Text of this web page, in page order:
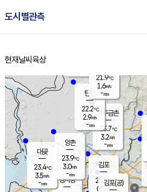
도시별관측
홈
현재날씨 육상
경서동
파주금촌
23.7℃
3.2m/s
-mm
대곶
23.4℃
3.5m/s
-mm
탄현
22.2℃
2.9m/s
-mm
김포
25.5℃
0.5 m/s
양촌
23.9℃
3.0m/s
-mm
김포(공)
21.9℃
1.6m/s
-mm